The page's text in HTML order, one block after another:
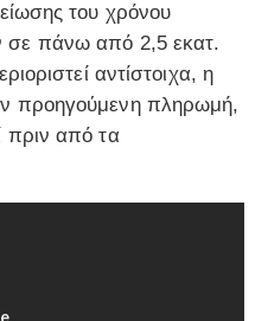
του χρόνου
σε πάνω από 2,5 εκατ.
αντίστοιχα, η
προηγούμενη πληρωμή,
πριν από τα